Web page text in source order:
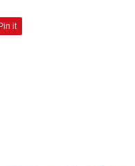
Pin it